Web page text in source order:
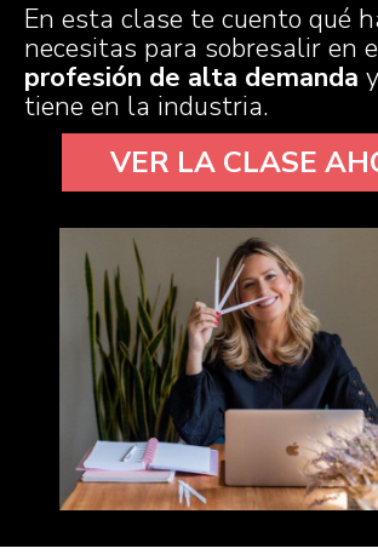
En esta clase te cuento qué
necesitas para sobresalir en
profesión de alta demanda
tiene en la industria.
VER LA CLASE